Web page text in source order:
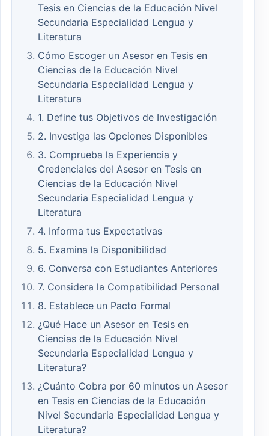
Tesis en Ciencias de la Educación Nivel
Secundaria Especialidad Lengua y
Literatura
Cómo Escoger un Asesor en Tesis en
Ciencias de la Educación Nivel
Secundaria Especialidad Lengua y
Literatura
1. Define tus Objetivos de Investigación
2. Investiga las Opciones Disponibles
3. Comprueba la Experiencia y
Credenciales del Asesor en Tesis en
Ciencias de la Educación Nivel
Secundaria Especialidad Lengua y
Literatura
4. Informa tus Expectativas
5. Examina la Disponibilidad
6. Conversa con Estudiantes Anteriores
7. Considera la Compatibilidad Personal
8. Establece un Pacto Formal
¿Qué Hace un Asesor en Tesis en
Ciencias de la Educación Nivel
Secundaria Especialidad Lengua y
Literatura?
¿Cuánto Cobra por 60 minutos un Asesor
en Tesis en Ciencias de la Educación
Nivel Secundaria Especialidad Lengua y
Literatura?